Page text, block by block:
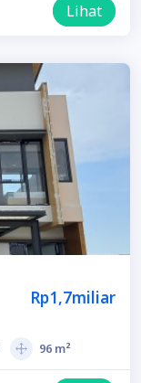
Lihat
Rp1,7miliar
96 m²